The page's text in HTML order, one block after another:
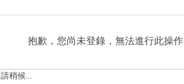
抱歉，您尚未登錄，無法進行此操作
請稍候...